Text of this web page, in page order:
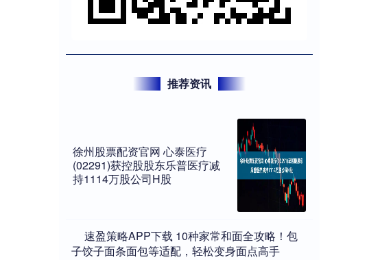
推荐资讯
徐州股票配资官网 心泰医疗
(02291)获控股股东乐普医疗减
持1114万股公司H股
​速盈策略APP下载 10种家常和面全攻略！包
子饺子面条面包等适配，轻松变身面点高手